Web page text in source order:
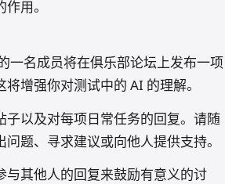
用。
一名成员将在俱乐部论坛上发布一项
增强你对测试中的 AI 的理解。
子以及对每项日常任务的回复。请随
题、寻求建议或向他人提供支持。
与其他人的回复来鼓励有意义的讨